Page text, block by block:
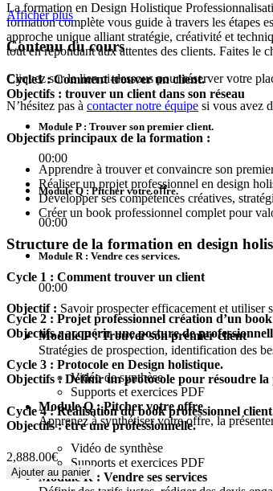
La formation en Design Holistique
formation complète vous guide à travers les étapes
approche unique alliant stratégie, créativité et
tout en répondant aux attentes des clients. Faites le
Cliquez sur le lien ci-dessous pour réserver votre
N’hésitez pas à contacter notre équipe si vous avez
Objectifs principaux de la formation :
Apprendre à trouver et convaincre son
Réaliser un projet professionnel en design
Développer ses compétences créatives,
Créer un book professionnel complet pour
Structure de la formation en design
Cycle 1 : Comment trouver un client
Objectif : Savoir prospecter efficacement et utiliser
Module P : Trouver son premier client
Stratégies de prospection, identification des
Vidéo de synthèse
Supports et exercices PDF
Module Q : Pitcher votre offre
Apprenez à synthétiser votre offre, la
Vidéo de synthèse
Supports et exercices PDF
Module R : Vendre ses services
Afficher plus
Contenu du cours
Cycle1 : Comment trouver un client.
Objectifs : trouver un client dans son réseau
Module P : Trouver son premier client.
00:00
Module Q : Pitcher votre oﬀre.
00:00
Module R : Vendre ces services.
00:00
Cycle 2 : Projet professionnel création d’un
Objectifs : acquérir une posture de
Cycle 3 : Protocole en Design holistique.
Objectifs : Définir un protocole pour résoudre la
Cycle 4 : Réalisation du book professionnel
Objectifs : être une professionnelle.
2,888.00€
Ajouter au panier